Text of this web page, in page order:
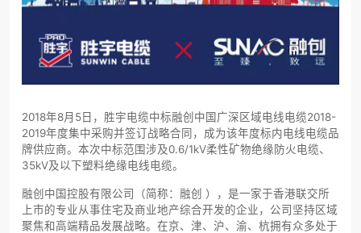
2018年8月5日，胜宇电缆中标融创中国广深区域电线电缆2018-
2019年度集中采购并签订战略合同，成为该年度标内电线电缆品
牌供应商。本次中标范围涉及0.6/1kV柔性矿物绝缘防火电缆、
35kV及以下塑料绝缘电线电缆。
融创中国控股有限公司（简称：融创 ），是一家于香港联交所
上市的专业从事住宅及商业地产综合开发的企业，公司坚持区域
聚焦和高端精品发展战略。在京、津、沪、渝、杭拥有众多处于